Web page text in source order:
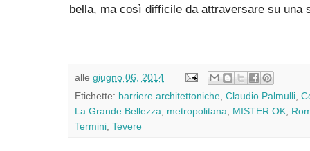
bella, ma così difficile da attraversare su una
alle giugno 06, 2014
Etichette: barriere architettoniche Claudio Palmulli
La Grande Bellezza
metropolitana MISTER OK
Termini Tevere